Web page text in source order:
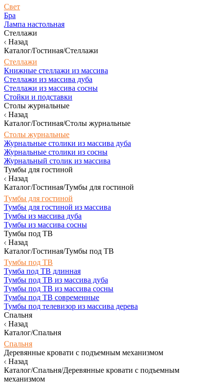
Свет
Бра
Лампа настольная
Стеллажи
Назад
Каталог/Гостиная/Стеллажи
Стеллажи
Книжные стеллажи из массива
Стеллажи из массива дуба
Стеллажи из массива сосны
Стойки и подставки
Столы журнальные
Назад
Каталог/Гостиная/Столы журнальные
Столы журнальные
Журнальные столики из массива дуба
Журнальные столики из сосны
Журнальный столик из массива
Тумбы для гостиной
Назад
Каталог/Гостиная/Тумбы для гостиной
Тумбы для гостиной
Тумбы для гостиной из массива
Тумбы из массива дуба
Тумбы из массива сосны
Тумбы под ТВ
Назад
Каталог/Гостиная/Тумбы под ТВ
Тумбы под ТВ
Тумба под ТВ длинная
Тумбы под ТВ из массива дуба
Тумбы под ТВ из массива сосны
Тумбы под ТВ современные
Тумбы под телевизор из массива дерева
Спальня
Назад
Каталог/Спальня
Спальня
Деревянные кровати с подъемным механизмом
Назад
Каталог/Спальня/Деревянные кровати с подъемным
механизмом